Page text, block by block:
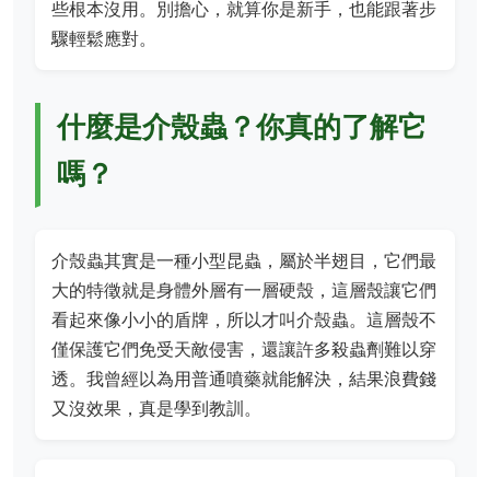
些根本沒用。別擔心，就算你是新手，也能跟著步
驟輕鬆應對。
什麼是介殼蟲？你真的了解它
嗎？
介殼蟲其實是一種小型昆蟲，屬於半翅目，它們最
大的特徵就是身體外層有一層硬殼，這層殼讓它們
看起來像小小的盾牌，所以才叫介殼蟲。這層殼不
僅保護它們免受天敵侵害，還讓許多殺蟲劑難以穿
透。我曾經以為用普通噴藥就能解決，結果浪費錢
又沒效果，真是學到教訓。